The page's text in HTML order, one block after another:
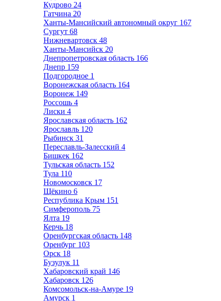
Кудрово 24
Гатчина 20
Ханты-Мансийский автономный округ 167
Сургут 68
Нижневартовск 48
Ханты-Мансийск 20
Днепропетровская область 166
Днепр 159
Подгородное 1
Воронежская область 164
Воронеж 149
Россошь 4
Лиски 4
Ярославская область 162
Ярославль 120
Рыбинск 31
Переславль-Залесский 4
Бишкек 162
Тульская область 152
Тула 110
Новомосковск 17
Щёкино 6
Республика Крым 151
Симферополь 75
Ялта 19
Керчь 18
Оренбургская область 148
Оренбург 103
Орск 18
Бузулук 11
Хабаровский край 146
Хабаровск 126
Комсомольск-на-Амуре 19
Амурск 1